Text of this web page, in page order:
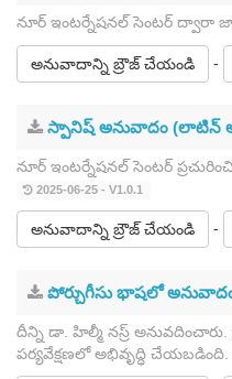
నూర్ ఇంటర్నేషనల్ సెంటర్ ద్వారా
అనువాదాన్ని బ్రౌజ్ చేయండి -
స్పానిష్ అనువాదం (లాటిన్
నూర్ ఇంటర్నేషనల్ సెంటర్
2025-06-25 - V1.0.1
అనువాదాన్ని బ్రౌజ్ చేయండి -
పోర్చుగీసు భాషలో
దీన్ని డా. హిల్మీ నస్ర్
పర్యవేక్షణలో అభివృద్ధి చేయబడింది.